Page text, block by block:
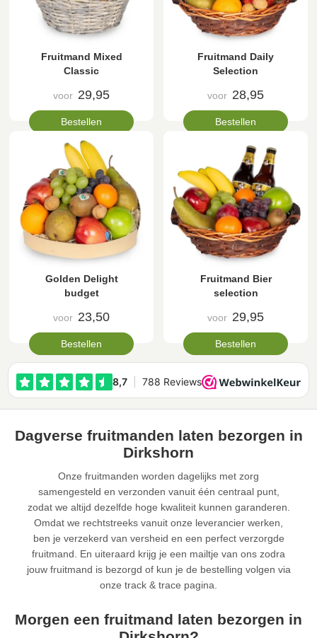
Fruitmand Mixed
Classic
voor 29,95
Bestellen
Fruitmand Daily
Selection
voor 28,95
Bestellen
Golden Delight
budget
voor 23,50
Bestellen
Fruitmand Bier
selection
voor 29,95
Bestellen
Dagverse fruitmanden laten bezorgen in
Dirkshorn
Onze fruitmanden worden dagelijks met zorg
samengesteld en verzonden vanuit één centraal punt,
zodat we altijd dezelfde hoge kwaliteit kunnen garanderen.
Omdat we rechtstreeks vanuit onze leverancier werken,
ben je verzekerd van versheid en een perfect verzorgde
fruitmand. En uiteraard krijg je een mailtje van ons zodra
jouw fruitmand is bezorgd of kun je de bestelling volgen via
onze track & trace pagina.
Morgen een fruitmand laten bezorgen in